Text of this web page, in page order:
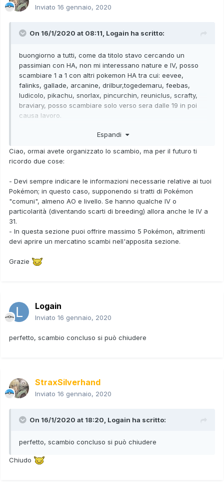
Inviato 16 gennaio, 2020
On 16/1/2020 at 08:11, Logain ha scritto:
buongiorno a tutti, come da titolo stavo cercando un
passimian con HA, non mi interessano nature e IV, posso
scambiare 1 a 1 con altri pokemon HA tra cui: eevee,
falinks, gallade, arcanine, drilbur,togedemaru, feebas,
ludicolo, pikachu, snorlax, pincurchin, reuniclus, scrafty,
braviary, posso scambiare solo verso sera dalle 19 in poi
causa lavoro.
Espandi
Ciao, ormai avete organizzato lo scambio, ma per il futuro ti
ricordo due cose:
- Devi sempre indicare le informazioni necessarie relative ai tuoi
Pokémon; in questo caso, supponendo si tratti di Pokémon
"comuni", almeno AO e livello. Se hanno qualche IV o
particolarità (diventando scarti di breeding) allora anche le IV a
31.
- In questa sezione puoi offrire massimo 5 Pokémon, altrimenti
devi aprire un mercatino scambi nell'apposita sezione.
Grazie
Logain
Inviato 16 gennaio, 2020
perfetto, scambio concluso si può chiudere
StraxSilverhand
Inviato 16 gennaio, 2020
On 16/1/2020 at 18:20, Logain ha scritto:
perfetto, scambio concluso si può chiudere
Chiudo